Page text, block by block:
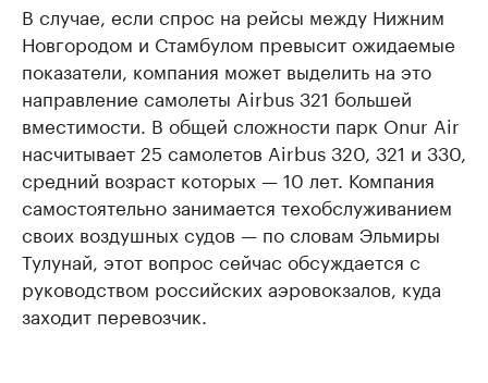
В случае, если спрос на рейсы между Нижним
Новгородом и Стамбулом превысит ожидаемые
показатели, компания может выделить на это
направление самолеты Airbus 321 большей
вместимости. В общей сложности парк Onur Air
насчитывает 25 самолетов Airbus 320, 321 и 330,
средний возраст которых — 10 лет. Компания
самостоятельно занимается техобслуживанием
своих воздушных судов — по словам Эльмиры
Тулунай, этот вопрос сейчас обсуждается с
руководством российских аэровокзалов, куда
заходит перевозчик.